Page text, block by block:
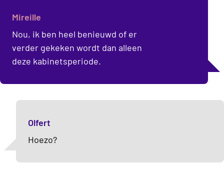
Mireille
Nou, ik ben heel benieuwd of er
verder gekeken wordt dan alleen
deze kabinetsperiode.
Olfert
Hoezo?